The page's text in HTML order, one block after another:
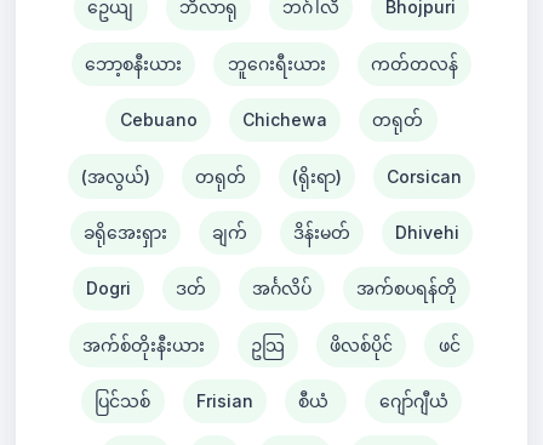
ဥေယျ ဘီလာရု ဘင်္ဂါလီ Bhojpuri
ဘော့စနီးယား ဘူဂေးရီးယား ကတ်တလန်
Cebuano Chichewa တရုတ်
(အလွယ်) တရုတ် (ရိုးရာ) Corsican
ခရိုအေးရှား ချက် ဒိန်းမတ် Dhivehi
Dogri ဒတ် အင်္ဂလိပ် အက်စပရန်တို
အက်စ်တိုးနီးယား ဥသြ ဖိလစ်ပိုင် ဖင်
ပြင်သစ် Frisian စီယံ ​​ ဂျော်ဂျီယံ